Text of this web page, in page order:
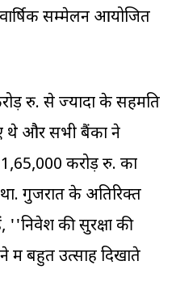
सम्मेलन आयोजित
रु. से ज्‍यादा के सहमति
थे और सभी बैंकों ने
करोड़ रु. का
गुजरात के अतिरिक्त
''निवेश की सुरक्षा की
बहुत उत्साह दिखाते